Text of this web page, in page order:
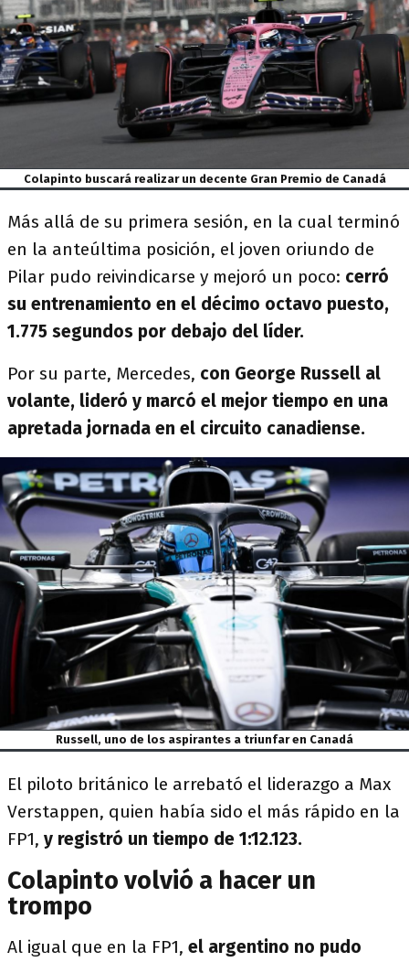
Colapinto buscará realizar un decente Gran Premio de Canadá
Más allá de su primera sesión, en la cual terminó
en la anteúltima posición, el joven oriundo de
Pilar pudo reivindicarse y mejoró un poco: cerró
su entrenamiento en el décimo octavo puesto,
1.775 segundos por debajo del líder.
Por su parte, Mercedes, con George Russell al
volante, lideró y marcó el mejor tiempo en una
apretada jornada en el circuito canadiense.
Russell, uno de los aspirantes a triunfar en Canadá
El piloto británico le arrebató el liderazgo a Max
Verstappen, quien había sido el más rápido en la
FP1, y registró un tiempo de 1:12.123.
Colapinto volvió a hacer un
trompo
Al igual que en la FP1, el argentino no pudo